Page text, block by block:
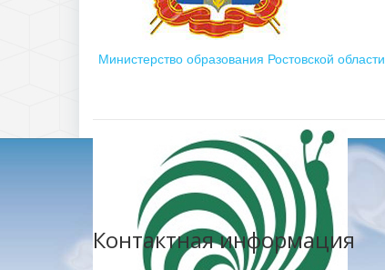
Министерство образования Ростовской области
Контактная информация